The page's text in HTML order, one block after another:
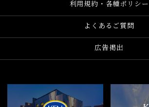
利用規約・各種ポリシー
よくあるご質問
広告掲出